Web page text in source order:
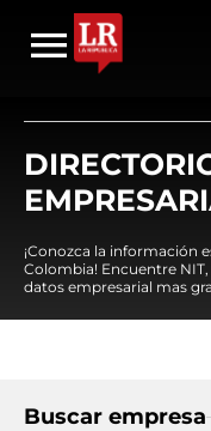
¡Conozca la información
Colombia! Encuentre
datos empresarial mas
Buscar empresa